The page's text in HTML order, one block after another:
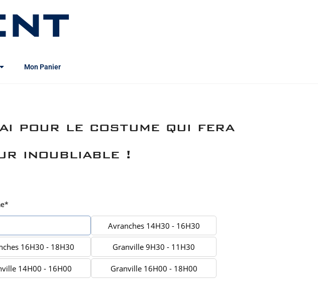
Mon Panier
pour le costume qui fera
inoubliable !
Avranches 14H30 - 16H30
16H30 - 18H30 Granville 9H30 - 11H30
14H00 - 16H00 Granville 16H00 - 18H00